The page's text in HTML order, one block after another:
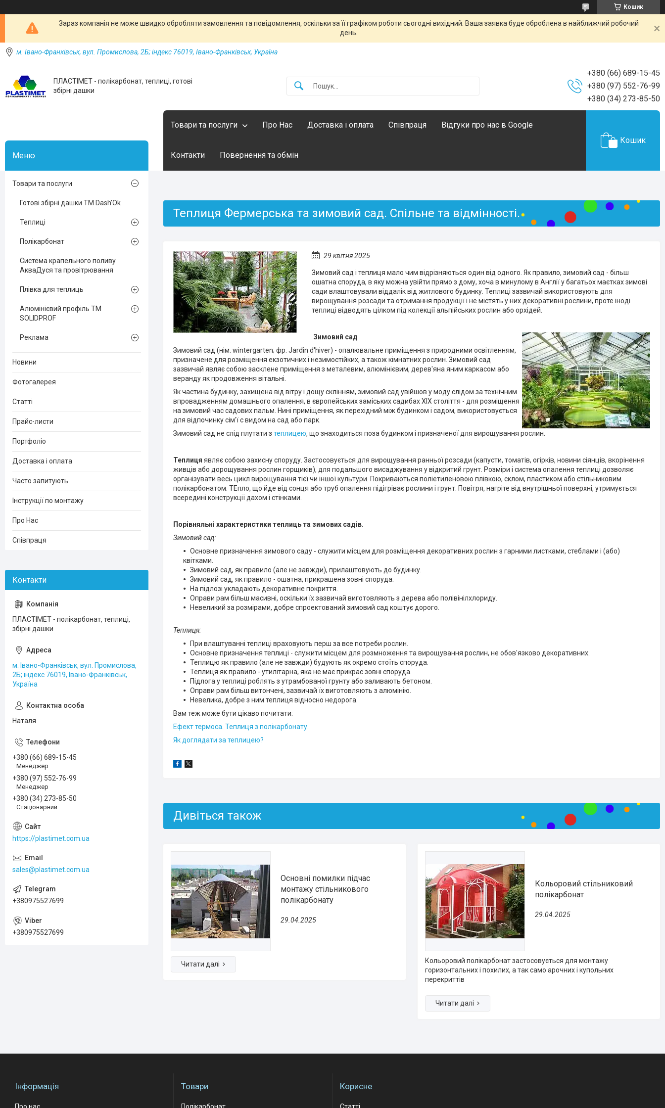
Кошик
Зараз компанія не може швидко обробляти замовлення та повідомлення, оскільки за її графіком роботи сьогодні вихідний. Ваша заявка буде оброблена в найближчий робочий
день.
м. Івано-Франківськ, вул. Промислова, 2Б; індекс 76019, Івано-Франківськ, Україна
ПЛАСТІМЕТ - полікарбонат, теплиці, готові
збірні дашки
+380 (66) 689-15-45
+380 (97) 552-76-99
+380 (34) 273-85-50
Товари та послуги Про Нас Доставка і оплата Співпраця Відгуки про нас в Google
Контакти Повернення та обмін
Кошик
Теплиця Фермерська та зимовий сад. Спільне та відмінності.
29 квітня 2025
Зимовий сад і теплиця мало чим відрізняються один від одного. Як правило, зимовий сад - більш
ошатна споруда, в яку можна увійти прямо з дому, хоча в минулому в Англії у багатьох маєтках зимові
сади влаштовували віддалік від житлового будинку. Теплиці зазвичай використовують для
вирощування розсади та отримання продукції і не містять у них декоративні рослини, проте іноді
теплиці відводять цілком під колекції альпійських рослин або орхідей.
Зимовий сад
Зимовий сад (нім. wintergarten; фр. Jardin d'hiver) - опалювальне приміщення з природними освітленням,
призначене для розміщення екзотичних і незимостійких, а також кімнатних рослин. Зимовий сад
зазвичай являє собою засклене приміщення з металевим, алюмінієвим, дерев'яна яним каркасом або
веранду як продовження вітальні.
Як частина будинку, захищена від вітру і дощу склінням, зимовий сад увійшов у моду слідом за технічним
впровадженням домашнього опалення, в європейських заміських садибах XIX століття - для розміщення
на зимовий час садових пальм. Нині приміщення, як перехідний між будинком і садом, використовується
для відпочинку сім'ї c видом на сад або парк.
Зимовий сад не слід плутати з теплицею, що знаходиться поза будинком і призначеної для вирощування рослин.
Теплиця являє собою захисну споруду. Застосовується для вирощування ранньої розсади (капусти, томатів, огірків, новини сіянців, вкорінення
живців або дорощування рослин горщиків), для подальшого висаджування у відкритий грунт. Розміри і система опалення теплиці дозволяє
організувати весь цикл вирощування тієї чи іншої культури. Покриваються поліетиленовою плівкою, склом, пластиком або стільниковим
полікарбонатом. ТЕпло, що йде від сонця або труб опалення підігріває рослини і грунт. Повітря, нагріте від внутрішньої поверхні, утримується
всередині конструкції дахом і стінками.
Порівняльні характеристики теплиць та зимових садів.
Зимовий сад:
Основне призначення зимового саду - служити місцем для розміщення декоративних рослин з гарними листками, стеблами і (або)
квітками.
Зимовий сад, як правило (але не завжди), прилаштовують до будинку.
Зимовий сад, як правило - ошатна, прикрашена зовні споруда.
На підлозі укладають декоративне покриття.
Оправи рам більш масивні, оскільки їх зазвичай виготовляють з дерева або полівінілхлориду.
Невеликий за розмірами, добре спроектований зимовий сад коштує дорого.
Теплиця:
При влаштуванні теплиці враховують перш за все потреби рослин.
Основне призначення теплиці - служити місцем для розмноження та вирощування рослин, не обов'язково декоративних.
Теплицю як правило (але не завжди) будують як окремо стоїть споруда.
Теплиця як правило - утилітарна, яка не має прикрас зовні споруда.
Підлога у теплиці роблять з утрамбованої грунту або заливають бетоном.
Оправи рам більш витончені, зазвичай їх виготовляють з алюмінію.
Невелика, добре з ним теплиця відносно недорога.
Вам теж може бути цікаво почитати:
Ефект термоса. Теплиця з полікарбонату.
Як доглядати за теплицею?
Основні помилки підчас
монтажу стільникового
полікарбонату
29.04.2025
Кольоровий стільниковий
полікарбонат
29.04.2025
Кольоровий полікарбонат застосовується для монтажу
горизонтальних і похилих, а так само арочних і купольних
перекриттів
Товари та послуги
Готові збірні дашки ТМ Dash'Ok
Теплиці
Полікарбонат
Система крапельного поливу
АкваДуся та провітрювання
Плівка для теплиць
Алюмінієвий профіль ТМ
SOLIDPROF
Реклама
Новини
Фотогалерея
Статті
Прайс-листи
Портфоліо
Доставка і оплата
Часто запитують
Інструкції по монтажу
Про Нас
Співпраця
ПЛАСТІМЕТ - полікарбонат, теплиці,
збірні дашки
м. Івано-Франківськ, вул. Промислова,
2Б; індекс 76019, Івано-Франківськ,
Україна
Наталя
+380 (66) 689-15-45
Менеджер
+380 (97) 552-76-99
Менеджер
+380 (34) 273-85-50
Стаціонарний
https://plastimet.com.ua
sales@plastimet.com.ua
+380975527699
+380975527699
Інформація Товари Корисне